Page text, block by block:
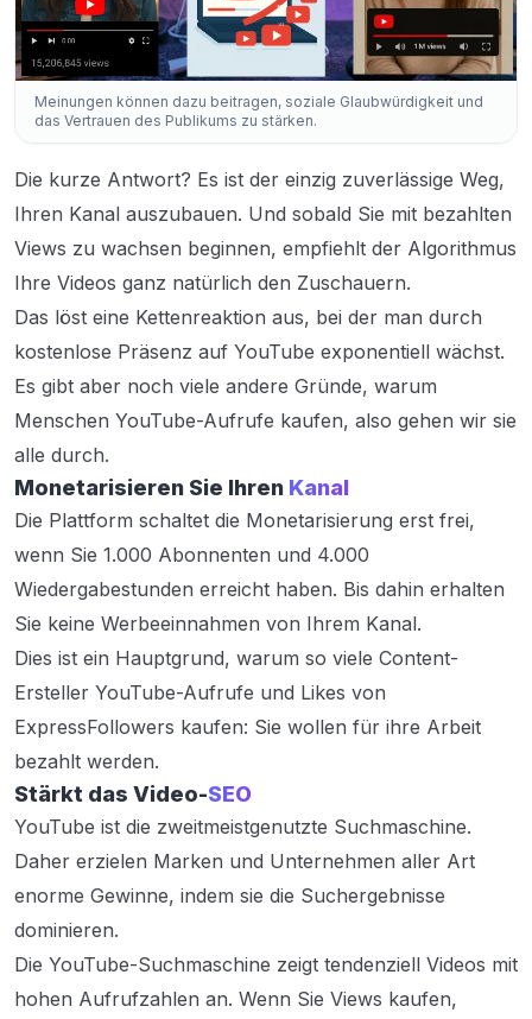
Meinungen können dazu beitragen, soziale Glaubwürdigkeit und
das Vertrauen des Publikums zu stärken.
Die kurze Antwort? Es ist der einzig zuverlässige Weg,
Ihren Kanal auszubauen. Und sobald Sie mit bezahlten
Views zu wachsen beginnen, empfiehlt der Algorithmus
Ihre Videos ganz natürlich den Zuschauern.
Das löst eine Kettenreaktion aus, bei der man durch
kostenlose Präsenz auf YouTube exponentiell wächst.
Es gibt aber noch viele andere Gründe, warum
Menschen YouTube-Aufrufe kaufen, also gehen wir sie
alle durch.
Monetarisieren Sie Ihren Kanal
Die Plattform schaltet die Monetarisierung erst frei,
wenn Sie 1.000 Abonnenten und 4.000
Wiedergabestunden erreicht haben. Bis dahin erhalten
Sie keine Werbeeinnahmen von Ihrem Kanal.
Dies ist ein Hauptgrund, warum so viele Content-
Ersteller YouTube-Aufrufe und Likes von
ExpressFollowers kaufen: Sie wollen für ihre Arbeit
bezahlt werden.
Stärkt das Video-SEO
YouTube ist die zweitmeistgenutzte Suchmaschine.
Daher erzielen Marken und Unternehmen aller Art
enorme Gewinne, indem sie die Suchergebnisse
dominieren.
Die YouTube-Suchmaschine zeigt tendenziell Videos mit
hohen Aufrufzahlen an. Wenn Sie Views kaufen,